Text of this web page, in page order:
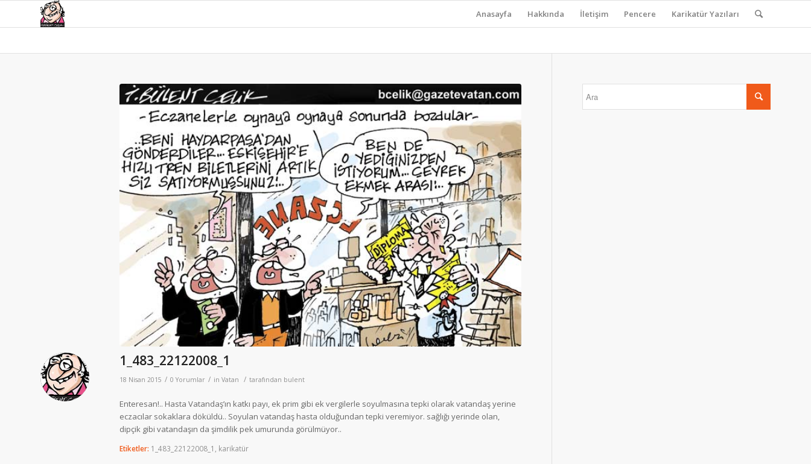
Anasayfa Hakkında İletişim Pencere Karikatür Yazıları
1_483_22122008_1
18 Nisan 2015 / 0 Yorumlar / in Vatan / tarafından bulent
Enteresan!.. Hasta Vatandaş’ın katkı payı, ek prim gibi ek vergilerle soyulmasına tepki olarak vatandaş yerine
eczacılar sokaklara döküldü.. Soyulan vatandaş hasta olduğundan tepki veremiyor. sağlığı yerinde olan,
dipçik gibi vatandaşın da şimdilik pek umurunda görülmüyor..
Etiketler: 1_483_22122008_1 , karikatür